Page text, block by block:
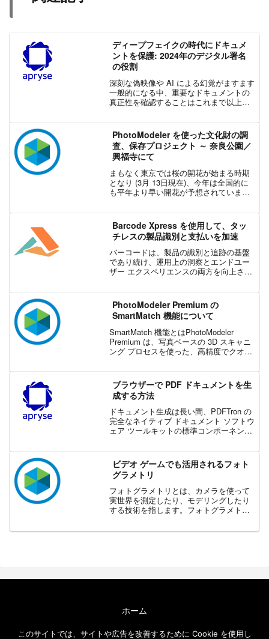
ディープフェイクの時代にドキュメ
ントを保護: 2024年のデジタル署名
の役割
深刻な偽映像や AI による幻覚がますます
一般的になる中、重要なドキュメントの
真正性を確認することはこれまで以上に
本物で改ざんされていないドキュメント
を確実にする...
PhotoModeler を使った文化財の調
査、保存プロジェクト ～ 奈良公園／
興福寺にて
まもなく東京では桜の開花が始まる時期
となり (3月 13日現在)、今年は全国的に
も平年より早い開花が予想されていま
所 100 選にも選ばれていますが、今回の
記事では、そ...
Barcode Xpress を使用して、タッ
チレスの製品識別と支払いを加速
バーコードは、製品の識別と追跡の基盤
であり続け、運用上の洞察とエンドユー
ザー エクスペリエンスの両方を向上させ
は高等学校以降のより高度な教育段階
で、バーコードはデジタ...
PhotoModeler Premium の
SmartMatch 機能について
SmartMatch 機能とはPhotoModeler
Premium は、写真ベースの 3D スキャニ
ング プロセスを使った、高精度でクオリ
す。中でも、Pho...
ブラウザーで PDF ドキュメントを生
成する方法
ドキュメント生成は長い間、PDFTron の
完全なネイティブ ドキュメント ソフトウ
ェア ツールキットの標準コンポーネント
で構築された Offic...
ビデオ ゲームでも活用されるフォト
グラメトリ
フォトグラメトリとは、カメラを使って
実世界を測定したり、モデリングしたり
する技術を指します。フォトグラメトリ
く、製造、測量、法医学、公共安全、研
ホーム
このサイトでは、サイトや広告を改善するために Cookie を使用し